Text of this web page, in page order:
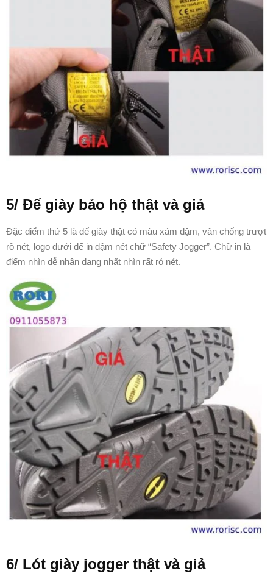
5/ Đế giày bảo hộ thật và giả
Đặc điểm thứ 5 là đế giày thật có màu xám đậm, vân chống trượt
rõ nét, logo dưới đế in đậm nét chữ “Safety Jogger”. Chữ in là
điểm nhìn dễ nhận dạng nhất nhìn rất rỏ nét.
6/ Lót giày jogger thật và giả